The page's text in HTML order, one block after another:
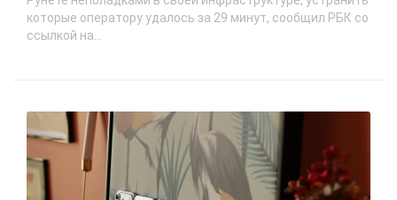
которые оператору удалось за 29 минут, сообщил РБК со
ссылкой на...